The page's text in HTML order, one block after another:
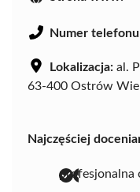
Numer
Lokalizacja: al.
63-400 Ostrów
Najczęściej
profesjonalna